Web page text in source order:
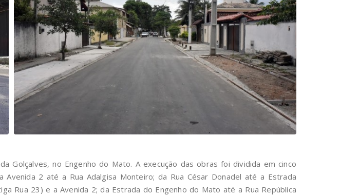
Golçalves, no Engenho do Mato. A execução das obras foi dividida em cinco
2 até a Rua Adalgisa Monteiro; da Rua César Donadel até a Estrada
Rua 23) e a Avenida 2; da Estrada do Engenho do Mato até a Rua República